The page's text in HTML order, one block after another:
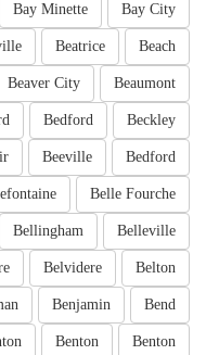
Bay City
Bay Minette
Beach
Beatrice
Beaumont
Beaver City
Beckley
Bedford
Bedford
Beeville
Belle Fourche
Belleville
Bellingham
Belton
Belvidere
Bend
Benjamin
Benton
Benton